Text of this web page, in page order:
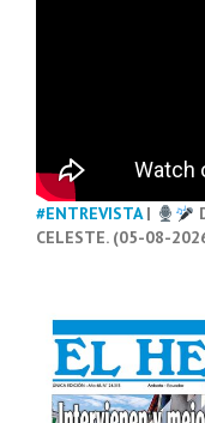
#ENTREVISTA|
CELESTE. (05-08-